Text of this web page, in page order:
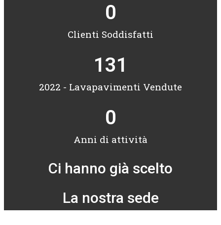
Clienti Soddisfatti
0
2022 - Lavapavimenti Vendute
131
Anni di attività
0
Ci hanno già scelto
La nostra sede